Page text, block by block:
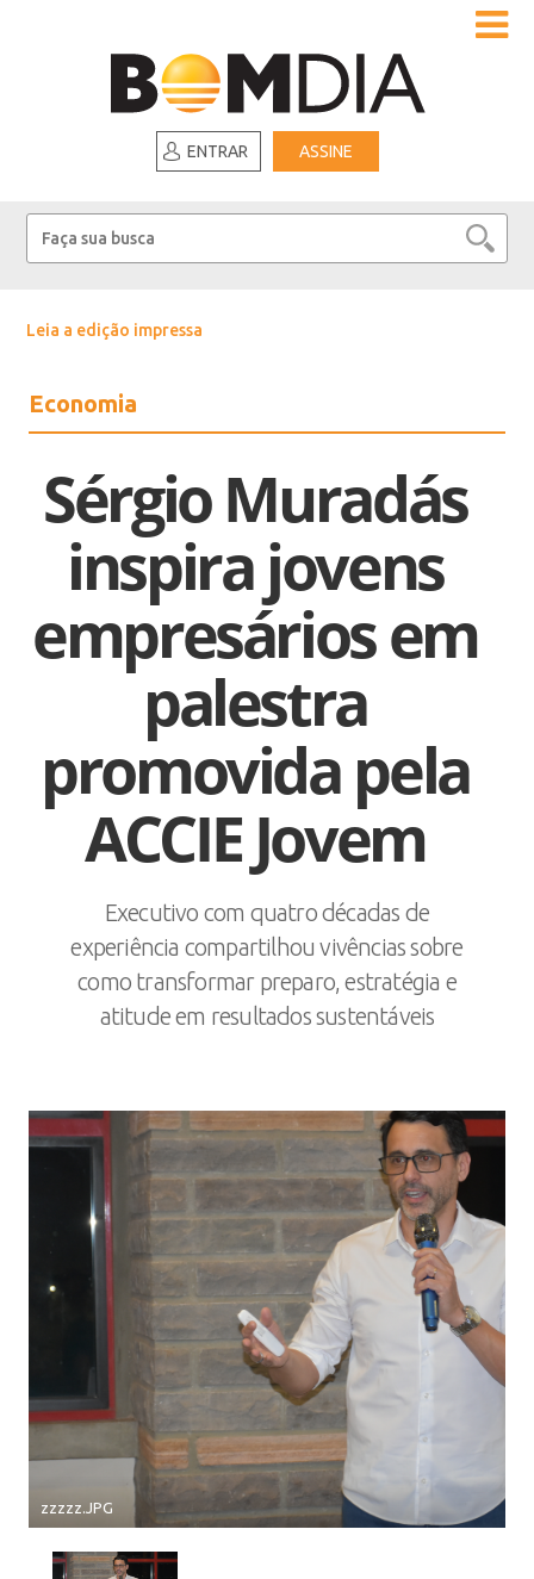
ENTRAR ASSINE
Leia a edição impressa
Economia
Sérgio Muradás
inspira jovens
empresários em
palestra
promovida pela
ACCIE Jovem
Executivo com quatro décadas de
experiência compartilhou vivências sobre
como transformar preparo, estratégia e
atitude em resultados sustentáveis
zzzzz.JPG